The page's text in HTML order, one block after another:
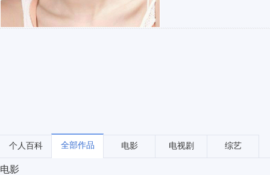
个人百科 全部作品 电影 电视剧 综艺
电影